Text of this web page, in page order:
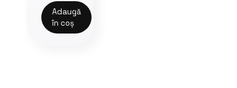
Adaugă
în coș